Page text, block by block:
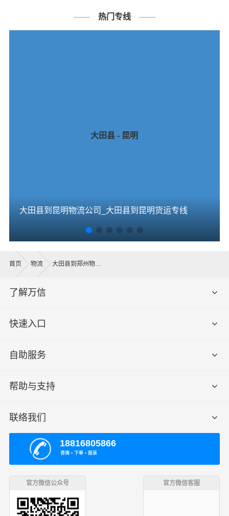
热门专线
大田县 - 昆明
大田县到昆明物流公司_大田县到昆明货运专线
首页 物流 大田县到郑州物流公司
了解万信
快速入口
自助服务
帮助与支持
联络我们
18816805866
咨询 ▪ 下单 ▪ 投诉
官方微信公众号 官方微信客服